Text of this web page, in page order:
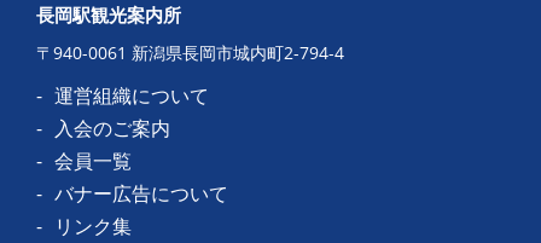
長岡駅観光案内所
〒940-0061 新潟県長岡市城内町2-794-4
運営組織について
入会のご案内
会員一覧
バナー広告について
リンク集